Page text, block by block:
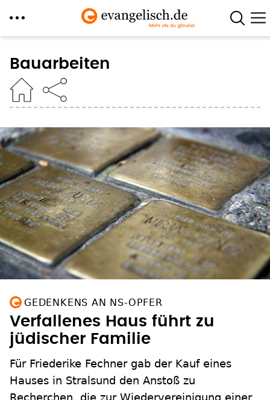
zum
Inhalt
Bauarbeiten
GEDENKENS AN NS-OPFER
Verfallenes Haus führt zu
jüdischer Familie
Für Friederike Fechner gab der Kauf eines
Hauses in Stralsund den Anstoß zu
Recherchen, die zur Wiedervereinigung einer